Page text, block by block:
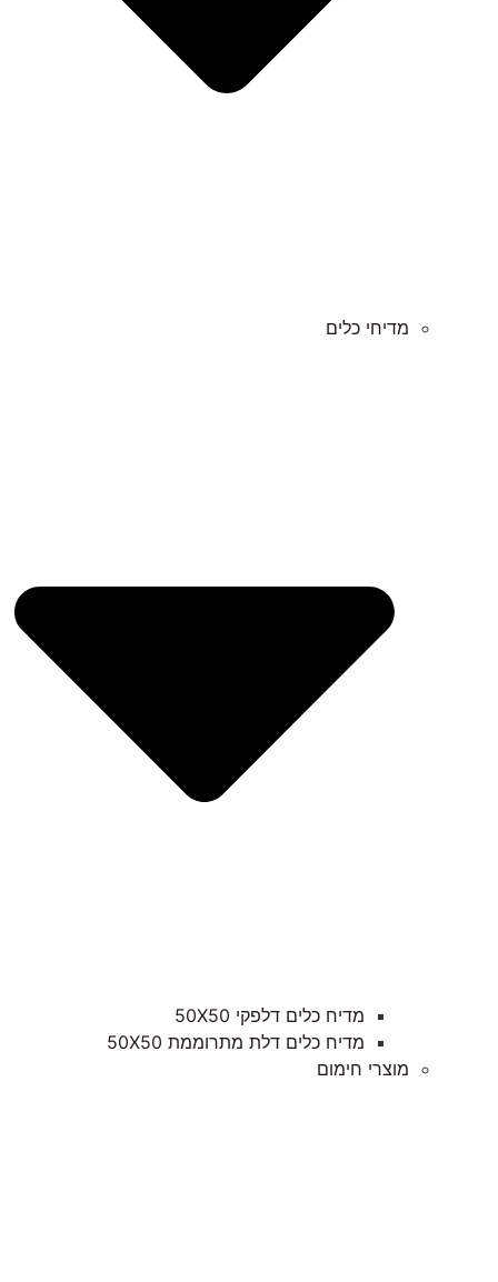
מדיחי כלים
מדיח כלים דלפקי 50X50
מדיח כלים דלת מתרוממת 50X50
מוצרי חימום